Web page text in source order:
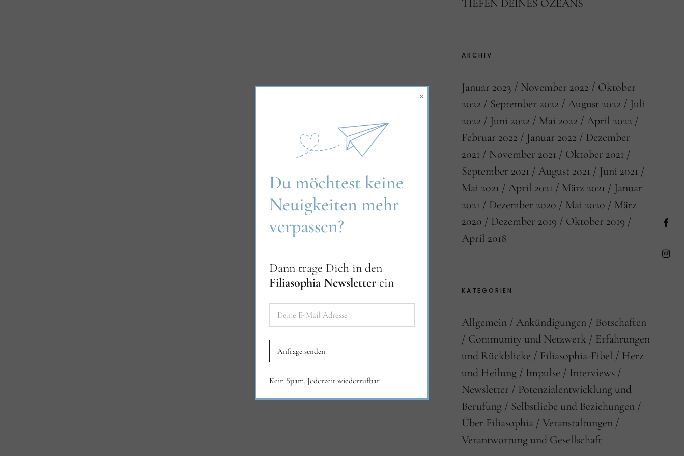
TIEFEN DEINES OZEANS
ARCHIV
Januar 2023 November 2022
Oktober
2022
September 2022 August 2022
Juli
2022
Juni 2022 Mai 2022
April 2022
Februar 2022
Januar 2022
Dezember
2021
November 2021
Oktober 2021
September 2021
August 2021
Juni 2021
Mai 2021
April 2021 März 2021
Januar
2021
Dezember 2020 Mai 2020
März
2020
Dezember 2019
Oktober 2019
April 2018
KATEGORIEN
Allgemein Ankündigungen
Botschaften
Community und Netzwerk
Erfahrungen
und Rückblicke
Filiasophia-Fibel
Herz
und Heilung
Impulse
Interviews
Newsletter
Potenzialentwicklung und
Berufung
Selbstliebe und Beziehungen
Über Filiasophia
Veranstaltungen
Verantwortung und Gesellschaft
Du möchtest keine
Neuigkeiten mehr
verpassen?
Dann trage Dich in den
Filiasophia Newsletter ein
Kein Spam. Jederzeit wiederrufbar.
×